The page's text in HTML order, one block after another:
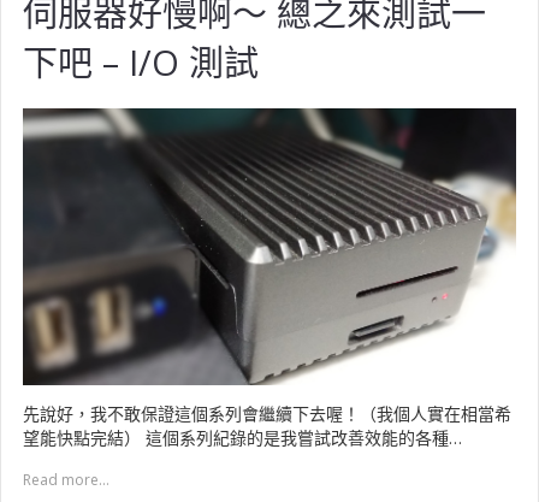
伺服器好慢啊～ 總之來測試一
下吧 – I/O 測試
先說好，我不敢保證這個系列會繼續下去喔！（我個人實在相當希
望能快點完結） 這個系列紀錄的是我嘗試改善效能的各種…
Read more...